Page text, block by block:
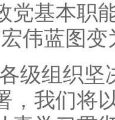
党基本职
宏伟蓝图
组织坚
，我们将